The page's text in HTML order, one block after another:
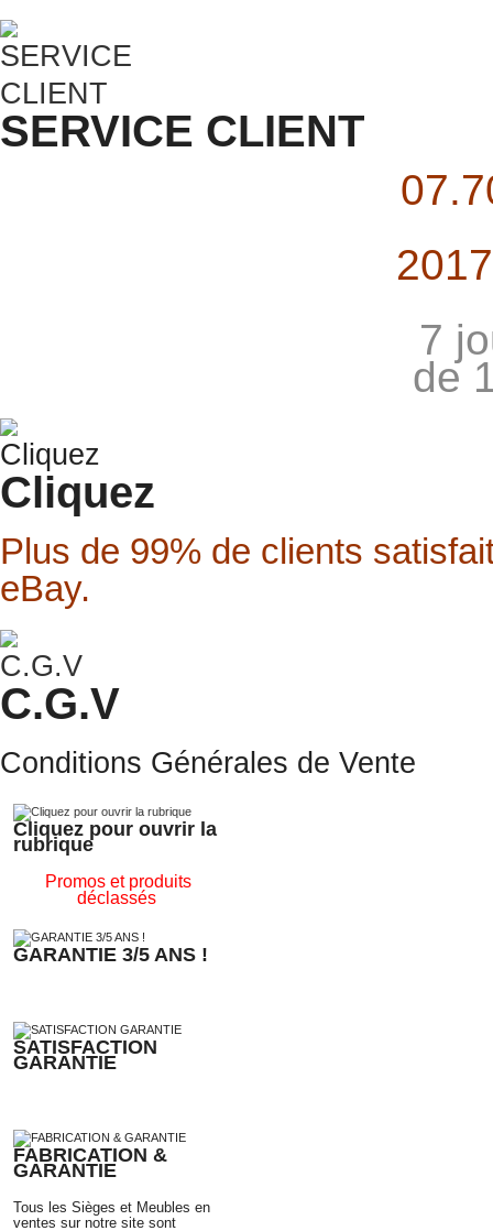
SERVICE CLIENT
7
de
Cliquez
Plus de 99% de clients
eBay.
C.G.V
Conditions Générales de Vente
Cliquez pour ouvrir la
rubrique
Promos et produits
déclassés
GARANTIE 3/5 ANS !
SATISFACTION
GARANTIE
FABRICATION &
GARANTIE
Tous les Sièges et Meubles en
ventes sur notre site sont